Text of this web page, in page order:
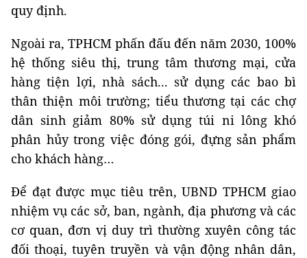
quy định.
Ngoài ra, TPHCM phấn đấu đến năm 2030, 100%
hệ thống siêu thị, trung tâm thương mại, cửa
hàng tiện lợi, nhà sách... sử dụng các bao bì
thân thiện môi trường; tiểu thương tại các chợ
dân sinh giảm 80% sử dụng túi ni lông khó
phân hủy trong việc đóng gói, đựng sản phẩm
cho khách hàng…
Để đạt được mục tiêu trên, UBND TPHCM giao
nhiệm vụ các sở, ban, ngành, địa phương và các
cơ quan, đơn vị duy trì thường xuyên công tác
đối thoại, tuyên truyền và vận động nhân dân,